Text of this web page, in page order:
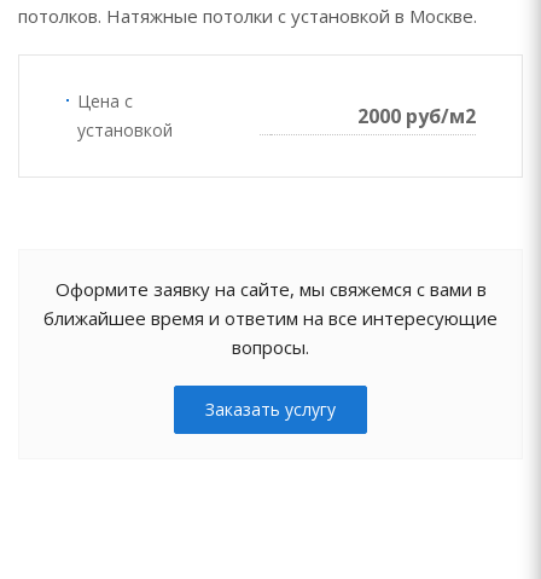
потолков. Натяжные потолки с установкой в Москве.
Цена с
установкой
2000 руб/м2
Оформите заявку на сайте, мы свяжемся с вами в
ближайшее время и ответим на все интересующие
вопросы.
Заказать услугу